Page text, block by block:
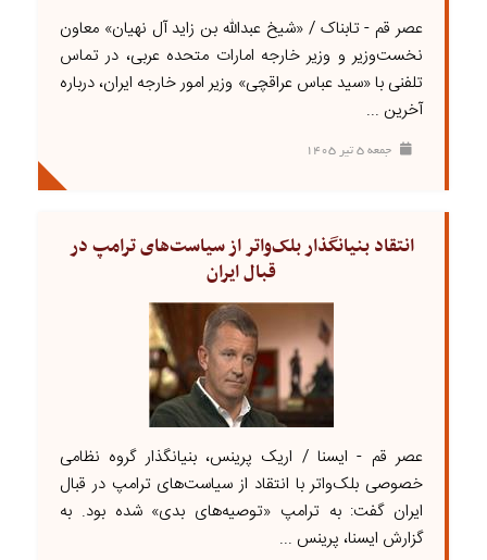
عصر قم - تابناک / «شیخ عبدالله بن زاید آل نهیان» معاون
نخست‌وزیر و وزیر خارجه امارات متحده عربی، در تماس
تلفنی با «سید عباس عراقچی» وزیر امور خارجه ایران، درباره
آخرین ...
جمعه ۵ تير ۱۴۰۵
انتقاد بنیانگذار بلک‌واتر از سیاست‌های ترامپ در
قبال ایران
عصر قم - ایسنا / اریک پرینس، بنیانگذار گروه نظامی
خصوصی بلک‌واتر با انتقاد از سیاست‌های ترامپ در قبال
ایران گفت: به ترامپ «توصیه‌های بدی» شده بود. به
گزارش ایسنا، پرینس ...